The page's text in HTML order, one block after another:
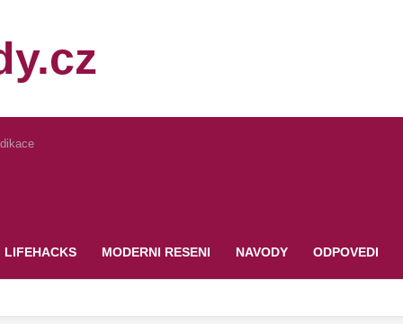
LIFEHACKS MODERNI RESENI NAVODY ODPOVEDI